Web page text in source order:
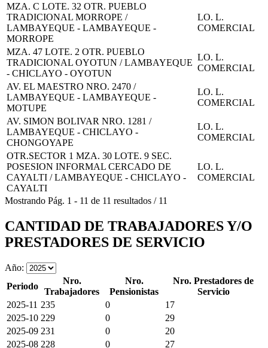
MZA. C LOTE. 32 OTR. PUEBLO
TRADICIONAL MORROPE /
LAMBAYEQUE - LAMBAYEQUE -
MORROPE
LO. L.
COMERCIAL
MZA. 47 LOTE. 2 OTR. PUEBLO
TRADICIONAL OYOTUN / LAMBAYEQUE
- CHICLAYO - OYOTUN
LO. L.
COMERCIAL
AV. EL MAESTRO NRO. 2470 /
LAMBAYEQUE - LAMBAYEQUE -
MOTUPE
LO. L.
COMERCIAL
AV. SIMON BOLIVAR NRO. 1281 /
LAMBAYEQUE - CHICLAYO -
CHONGOYAPE
LO. L.
COMERCIAL
OTR.SECTOR 1 MZA. 30 LOTE. 9 SEC.
POSESION INFORMAL CERCADO DE
CAYALTI / LAMBAYEQUE - CHICLAYO -
CAYALTI
LO. L.
COMERCIAL
Mostrando Pág. 1 - 11 de 11 resultados / 11
CANTIDAD DE TRABAJADORES Y/O
PRESTADORES DE SERVICIO
Año:
Periodo
Nro.
Trabajadores
Nro.
Pensionistas
Nro. Prestadores de
Servicio
2025-11 235 0
17
2025-10 229 0
29
2025-09 231 0
20
2025-08 228 0
27